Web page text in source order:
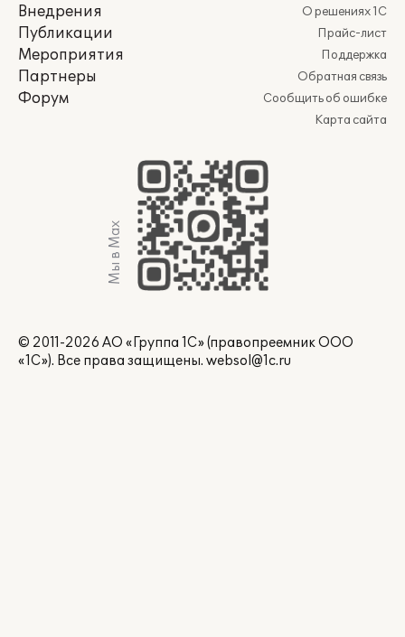
Внедрения
Публикации
Мероприятия
Партнеры
Форум
О решениях 1С
Прайс-лист
Поддержка
Обратная связь
Сообщить об ошибке
Карта сайта
Мы в Max
© 2011-2026 АО «Группа 1С» (правопреемник ООО
«1С»). Все права защищены. websol@1c.ru